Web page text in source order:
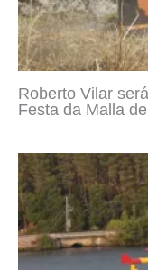
Roberto Vilar
Festa da Malla